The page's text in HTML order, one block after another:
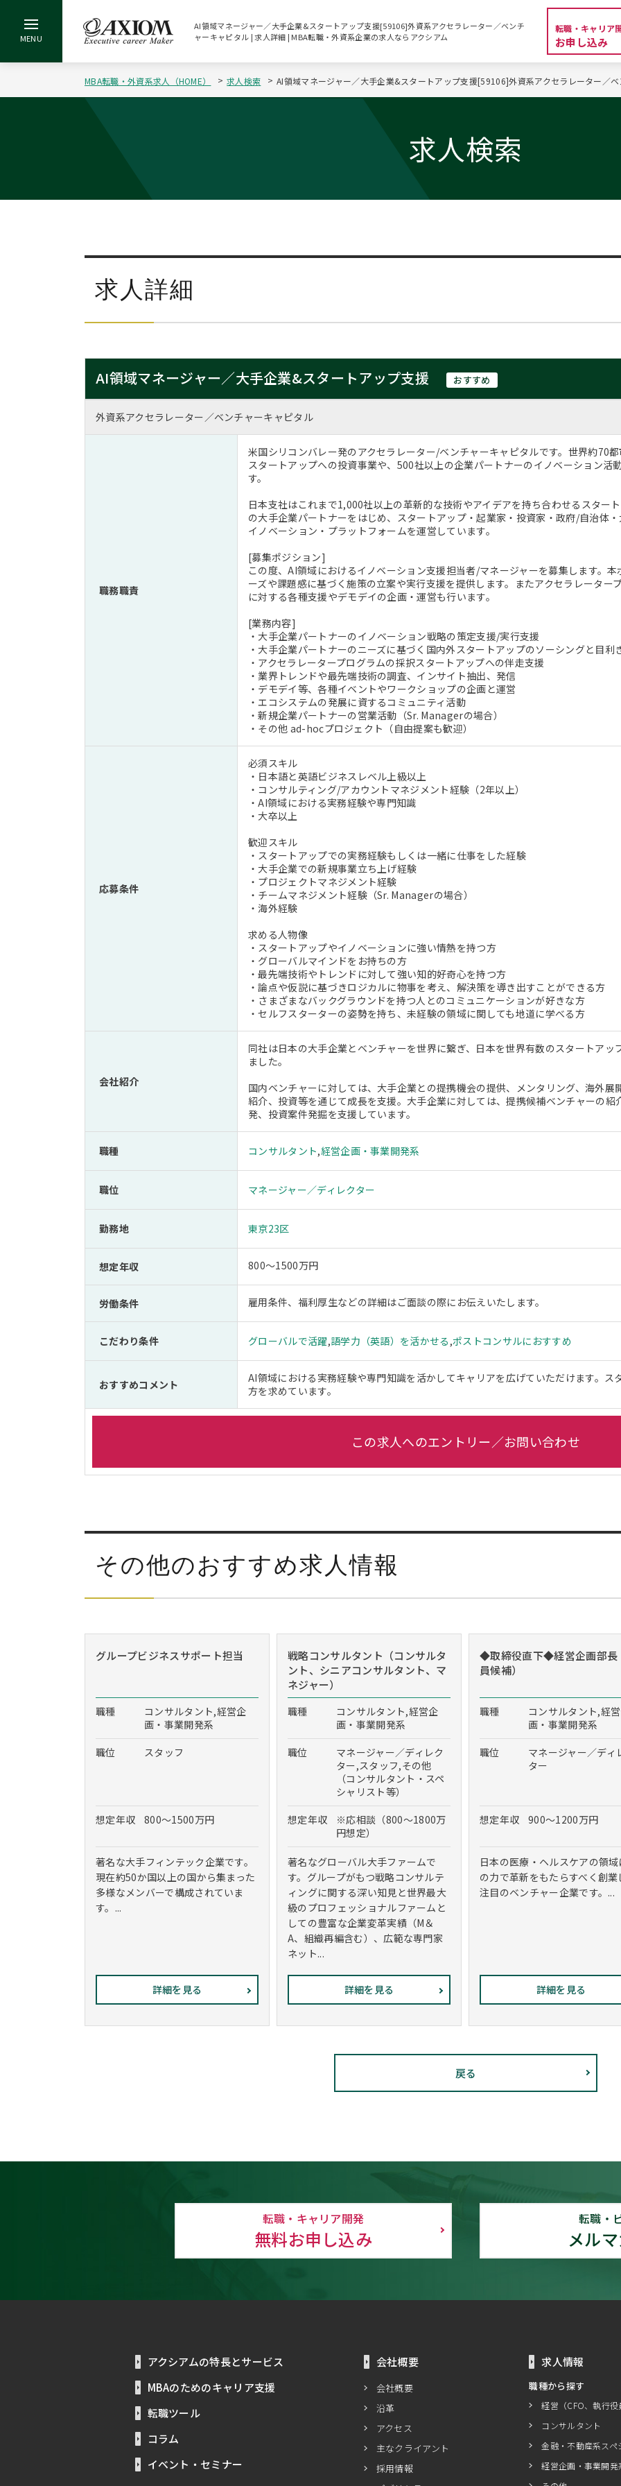
AI領域マネージャー／大手企業&スタートアップ支援[59106]外資系アクセラレーター／ベンチ
ャーキャピタル | 求人詳細 | MBA転職・外資系企業の求人ならアクシアム
転職・キャリア
お申し込み
MBA転職・外資系求人（HOME） 求人検索 AI領域マネージャー／大手企業&スタートアップ支援[59106]外資系アクセラレーター／
求人検索
求人詳細
AI領域マネージャー／大手企業&スタートアップ支援 おすすめ
外資系アクセラレーター／ベンチャーキャピタル
職務職責
米国シリコンバレー発のアクセラレーター/ベンチャーキャピタルです。世界約70
スタートアップへの投資事業や、500社以上の企業パートナーのイノベーション活
す。
日本支社はこれまで1,000社以上の革新的な技術やアイデアを持ち合わせるスター
の大手企業パートナーをはじめ、スタートアップ・起業家・投資家・政府/自治体
イノベーション・プラットフォームを運営しています。
[募集ポジション]
この度、AI領域におけるイノベーション支援担当者/マネージャーを募集します。
ーズや課題感に基づく施策の立案や実行支援を提供します。またアクセラレータ
に対する各種支援やデモデイの企画・運営も行います。
[業務内容]
・大手企業パートナーのイノベーション戦略の策定支援/実行支援
・大手企業パートナーのニーズに基づく国内外スタートアップのソーシングと目利
・アクセラレータープログラムの採択スタートアップへの伴走支援
・業界トレンドや最先端技術の調査、インサイト抽出、発信
・デモデイ等、各種イベントやワークショップの企画と運営
・エコシステムの発展に資するコミュニティ活動
・新規企業パートナーの営業活動（Sr. Managerの場合）
・その他 ad-hocプロジェクト（自由提案も歓迎）
応募条件
必須スキル
・日本語と英語ビジネスレベル上級以上
・コンサルティング/アカウントマネジメント経験（2年以上）
・AI領域における実務経験や専門知識
・大卒以上
歓迎スキル
・スタートアップでの実務経験もしくは一緒に仕事をした経験
・大手企業での新規事業立ち上げ経験
・プロジェクトマネジメント経験
・チームマネジメント経験（Sr. Managerの場合）
・海外経験
求める人物像
・スタートアップやイノベーションに強い情熱を持つ方
・グローバルマインドをお持ちの方
・最先端技術やトレンドに対して強い知的好奇心を持つ方
・論点や仮説に基づきロジカルに物事を考え、解決策を導き出すことができる方
・さまざまなバックグラウンドを持つ人とのコミュニケーションが好きな方
・セルフスターターの姿勢を持ち、未経験の領域に関しても地道に学べる方
会社紹介
同社は日本の大手企業とベンチャーを世界に繋ぎ、日本を世界有数のスタートア
ました。
国内ベンチャーに対しては、大手企業との提携機会の提供、メンタリング、海外
紹介、投資等を通じて成長を支援。大手企業に対しては、提携候補ベンチャーの
発、投資案件発掘を支援しています。
職種 コンサルタント,経営企画・事業開発系
職位 マネージャー／ディレクター
勤務地 東京23区
想定年収 800～1500万円
労働条件 雇用条件、福利厚生などの詳細はご面談の際にお伝えいたします。
こだわり条件 グローバルで活躍,語学力（英語）を活かせる ,ポストコンサルにおすすめ
おすすめコメント
AI領域における実務経験や専門知識を活かしてキャリアを広げていただけます。
方を求めています。
この求人へのエントリー／お問い合わせ
その他のおすすめ求人情報
グループビジネスサポート担当
職種
コンサルタント,経営企
画・事業開発系
職位
スタッフ
想定年収 800～1500万円
著名な大手フィンテック企業です。
現在約50か国以上の国から集まった
多様なメンバーで構成されていま
す。...
詳細を見る
戦略コンサルタント（コンサルタ
ント、シニアコンサルタント、マ
ネジャー）
職種
コンサルタント,経営企
画・事業開発系
職位
マネージャー／ディレク
ター,スタッフ,その他
（コンサルタント・スペ
シャリスト等）
想定年収
※応相談（800～1800万
円想定）
著名なグローバル大手ファームで
す。グループがもつ戦略コンサルテ
ィングに関する深い知見と世界最大
級のプロフェッショナルファームと
しての豊富な企業変革実績（M＆
A、組織再編含む）、広範な専門家
ネット...
詳細を見る
◆取締役直下◆経営企画部長
員候補）
職種
コンサルタント,経
画・事業開発系
職位
マネージャー／ディ
ター
想定年収 900～1200万円
日本の医療・ヘルスケアの領
の力で革新をもたらすべく創業
注目のベンチャー企業です。...
詳細を見る
戻る
転職・キャリア開発
無料お申し込み
転職・
メル
アクシアムの特長とサービス
MBAのためのキャリア支援
転職ツール
コラム
イベント・セミナー
会社概要
会社概要
沿革
アクセス
主なクライアント
採用情報
求人情報
職種から探す
経営（CFO、執行
コンサルタント
金融・不動産系スペ
経営企画・事業開発